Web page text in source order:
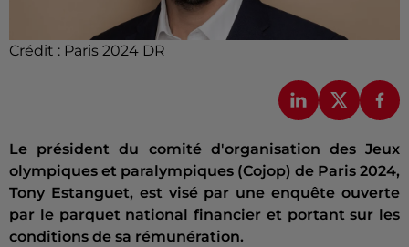
Crédit : Paris 2024 DR
Le président du comité d'organisation des Jeux
olympiques et paralympiques (Cojop) de Paris 2024,
Tony Estanguet, est visé par une enquête ouverte
par le parquet national financier et portant sur les
conditions de sa rémunération.